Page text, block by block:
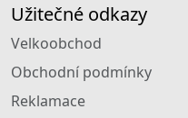
Užitečné odkazy
Velkoobchod
Obchodní podmínky
Reklamace